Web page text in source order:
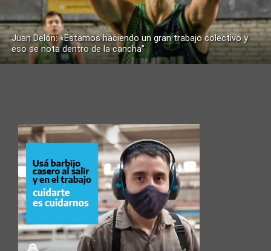
Juan Delón: «Estamos haciendo un gran trabajo colectivo y
eso se nota dentro de la cancha”